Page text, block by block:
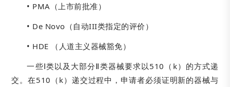
• PMA（上市前批准）
• De Novo（自动III类指定的评价）
• HDE （人道主义器械豁免）
一些Ⅰ类以及大部分Ⅱ类器械要求以510（k）的方式递
交。在510（k）递交过程中，申请者必须证明新的器械与